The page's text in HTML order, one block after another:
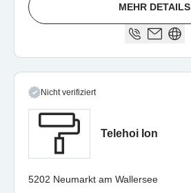
MEHR DETAILS
Nicht verifiziert
Telehoi Ion
5202 Neumarkt am Wallersee